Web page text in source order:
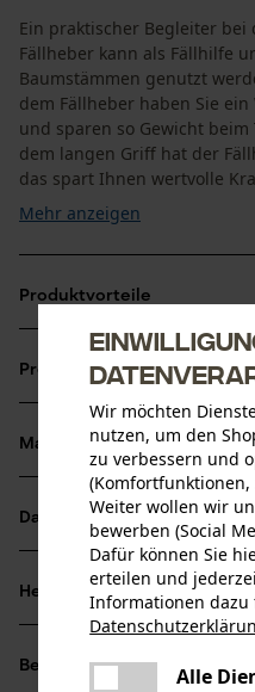
Ein praktischer Begleiter bei
Fällheber kann als Fällhilfe
Baumstämmen genutzt
dem Fällheber haben Sie
und sparen so Gewicht
dem langen Griff hat der
das spart Ihnen wertvolle
Mehr anzeigen
Produktvorteile
Große Hebelwirkung
zu arbeiten
Praktische Fällhilfe zum
mittleren Bäumen
Einfaches Drehen des
Wendehakens, z.B. zum
Produktinformationen
Produktdetails
Aktivitätstyp
Altersgruppe
Material & Pflege
Material
Hauptmaterial
Datenblätter
Prüfbericht (PDF)
Herstellerinformationen
Lise-Meitner-Str. 4
Bewertungen
Wir möchten
nutzen, um den
zu verbessern und
Weiter wollen wir
bewerben (Social
Dafür können Sie
erteilen und
Informationen dazu
Alle
Es ist ein Fehler